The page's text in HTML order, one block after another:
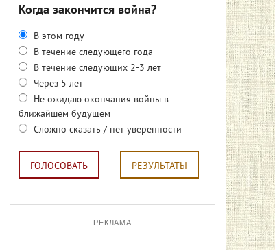
Когда закончится война?
В этом году
В течение следующего года
В течение следующих 2-3 лет
Через 5 лет
Не ожидаю окончания войны в
ближайшем будущем
Сложно сказать / нет уверенности
ГОЛОСОВАТЬ РЕЗУЛЬТАТЫ
РЕКЛАМА